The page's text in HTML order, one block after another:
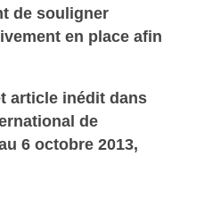
de souligner
en place afin
article inédit dans
de
6 octobre 2013,